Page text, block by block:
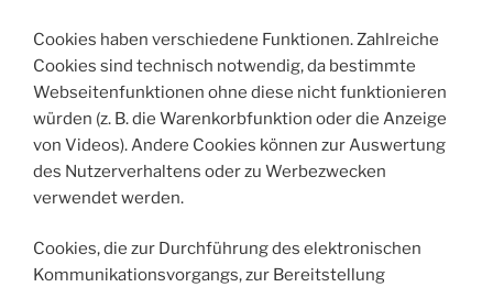
Cookies haben verschiedene Funktionen. Zahlreiche
Cookies sind technisch notwendig, da bestimmte
Webseitenfunktionen ohne diese nicht funktionieren
würden (z. B. die Warenkorbfunktion oder die Anzeige
von Videos). Andere Cookies können zur Auswertung
des Nutzerverhaltens oder zu Werbezwecken
verwendet werden.
Cookies, die zur Durchführung des elektronischen
Kommunikationsvorgangs, zur Bereitstellung